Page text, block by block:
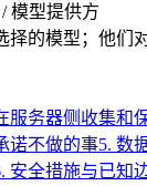
/ 模型提供方
择的模型；他们
服务器侧收集和
诺不做的事5. 数
. 安全措施与已知